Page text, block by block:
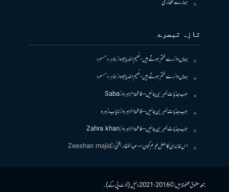
ہمارے لکھاری
تازہ تبصرے
جہاں دائرے ختم ہوتے ہیں- نعیم اللہ باجوہازطاہرہ مسعود
جہاں دائرے ختم ہوتے ہیں- نعیم اللہ باجوہازطاہرہ مسعود
جب جذبات خبر بن جائیں – فاطمۃالزہرہازSaba
جب جذبات خبر بن جائیں – فاطمۃالزہرہازنایاب زہرہ
جب جذبات خبر بن جائیں – فاطمۃالزہرہازZahra khan
اس خاندان کا اصل مجرم کون! – عبدالغفار بگٹیازZeeshan majid
جملہ حقوق محفوظ ہیں © 2016-2021 دلیل (ڈاٹ پی کے)۔